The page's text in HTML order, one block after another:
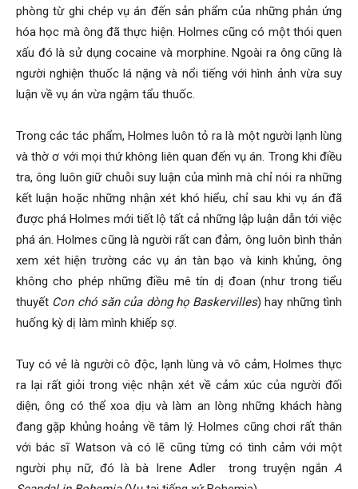
thám
phòng,
thám
giss,
phòng từ ghi chép vụ án đến sản phẩm của những phản ứng
hóa học mà ông đã thực hiện. Holmes cũng có một thói quen
xấu đó là sử dụng cocaine và morphine. Ngoài ra ông cũng là
người nghiện thuốc lá nặng và nổi tiếng với hình ảnh vừa suy
luận về vụ án vừa ngậm tẩu thuốc.
Trong các tác phẩm, Holmes luôn tỏ ra là một người lạnh lùng
và thờ ơ với mọi thứ không liên quan đến vụ án. Trong khi điều
tra, ông luôn giữ chuỗi suy luận của mình mà chỉ nói ra những
kết luận hoặc những nhận xét khó hiểu, chỉ sau khi vụ án đã
được phá Holmes mới tiết lộ tất cả những lập luận dẫn tới việc
phá án. Holmes cũng là người rất can đảm, ông luôn bình thản
xem xét hiện trường các vụ án tàn bạo và kinh khủng, ông
không cho phép những điều mê tín dị đoan (như trong tiểu
thuyết Con chó săn của dòng họ Baskervilles) hay những tình
huống kỳ dị làm mình khiếp sợ.
Tuy có vẻ là người cô độc, lạnh lùng và vô cảm, Holmes thực
ra lại rất giỏi trong việc nhận xét về cảm xúc của người đối
diện, ông có thể xoa dịu và làm an lòng những khách hàng
đang gặp khủng hoảng về tâm lý. Holmes cũng chơi rất thân
với bác sĩ Watson và có lẽ cũng từng có tình cảm với một
người phụ nữ, đó là bà Irene Adler trong truyện ngắn A